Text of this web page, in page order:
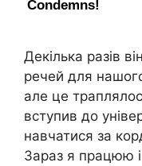
Декілька разів
речей для
але це
вступив до
навчатися за
Зараз я працюю